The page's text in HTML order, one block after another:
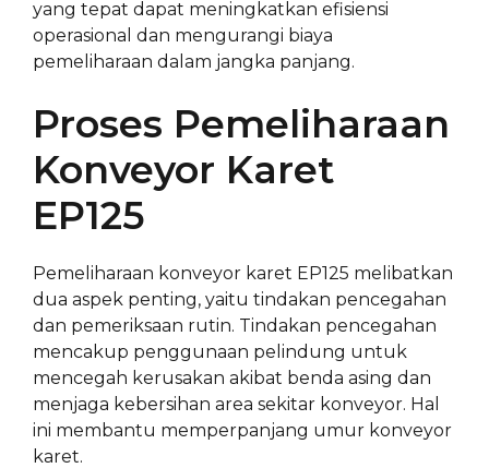
yang tepat dapat meningkatkan efisiensi
operasional dan mengurangi biaya
pemeliharaan dalam jangka panjang.
Proses Pemeliharaan
Konveyor Karet
EP125
Pemeliharaan konveyor karet EP125 melibatkan
dua aspek penting, yaitu tindakan pencegahan
dan pemeriksaan rutin. Tindakan pencegahan
mencakup penggunaan pelindung untuk
mencegah kerusakan akibat benda asing dan
menjaga kebersihan area sekitar konveyor. Hal
ini membantu memperpanjang umur konveyor
karet.